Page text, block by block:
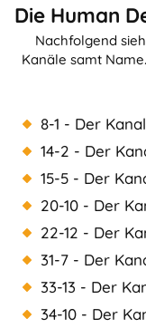
Die Human
Nachfolgend
Kanäle samt
8-1 - Der
14-2 - Der
15-5 - Der
20-10 - Der
22-12 - Der
31-7 - Der
33-13 - Der
34-10 - Der